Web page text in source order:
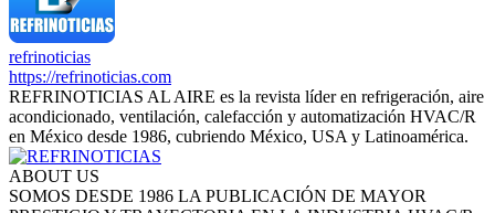
refrinoticias
https://refrinoticias.com
REFRINOTICIAS AL AIRE es la revista líder en refrigeración, aire
acondicionado, ventilación, calefacción y automatización HVAC/R
en México desde 1986, cubriendo México, USA y Latinoamérica.
ABOUT US
SOMOS DESDE 1986 LA PUBLICACIÓN DE MAYOR